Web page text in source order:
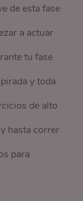
de esta fase
a actuar
tu fase
y toda
de alto
hasta correr
para